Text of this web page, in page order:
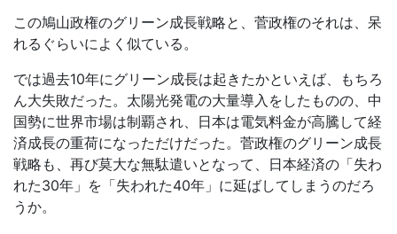
この鳩山政権のグリーン成長戦略と、菅政権のそれは、呆
れるぐらいによく似ている。
では過去10年にグリーン成長は起きたかといえば、もちろ
ん大失敗だった。太陽光発電の大量導入をしたものの、中
国勢に世界市場は制覇され、日本は電気料金が高騰して経
済成長の重荷になっただけだった。菅政権のグリーン成長
戦略も、再び莫大な無駄遣いとなって、日本経済の「失わ
れた30年」を「失われた40年」に延ばしてしまうのだろ
うか。